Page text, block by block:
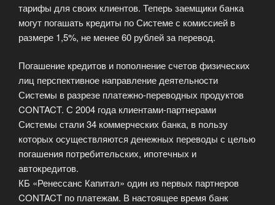
тарифы для своих клиентов. Теперь заемщики банка
могут погашать кредиты по Системе с комиссией в
размере 1,5%, не менее 60 рублей за перевод.
Погашение кредитов и пополнение счетов физических
лиц перспективное направление деятельности
Системы в разрезе платежно-переводных продуктов
CONTACT. С 2004 года клиентами-партнерами
Системы стали 34 коммерческих банка, в пользу
которых осуществляются денежных переводы с целью
погашения потребительских, ипотечных и
автокредитов.
КБ «Ренессанс Капитал» один из первых партнеров
CONTACT по платежам. В настоящее время банк